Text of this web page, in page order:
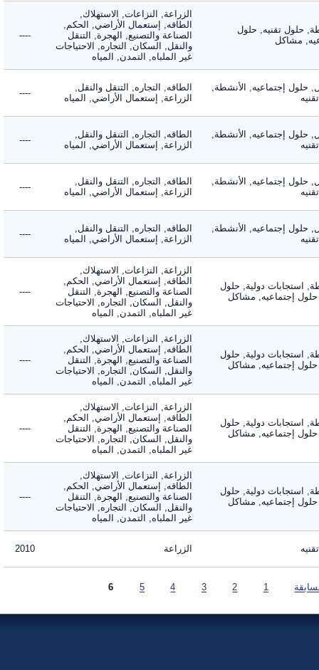
حلول تقنيه, حلول
مشاكل
الزراعة, النزاعات, الاستهلاك,
الطاقه, إستعمال الأراضي, الحكم,
الصناعة والتصنيع, الهجرة, التنقل
والنقل, السكان, التجاره, الاحتياجات
غير الملباه, التمدن, المياه
----
إجتماعيه, الأنشطة,
الطاقه, التجاره, التنقل والنقل,
الزراعة, إستعمال الأراضي, المياه
----
إجتماعيه, الأنشطة,
الطاقه, التجاره, التنقل والنقل,
الزراعة, إستعمال الأراضي, المياه
----
إجتماعيه, الأنشطة,
الطاقه, التجاره, التنقل والنقل,
الزراعة, إستعمال الأراضي, المياه
----
إجتماعيه, الأنشطة,
الطاقه, التجاره, التنقل والنقل,
الزراعة, إستعمال الأراضي, المياه
----
استجابات دولية, حلول
إجتماعيه, مشاكل
الزراعة, النزاعات, الاستهلاك,
الطاقه, إستعمال الأراضي, الحكم,
الصناعة والتصنيع, الهجرة, التنقل
والنقل, السكان, التجاره, الاحتياجات
غير الملباه, التمدن, المياه
----
استجابات دولية, حلول
إجتماعيه, مشاكل
الزراعة, النزاعات, الاستهلاك,
الطاقه, إستعمال الأراضي, الحكم,
الصناعة والتصنيع, الهجرة, التنقل
والنقل, السكان, التجاره, الاحتياجات
غير الملباه, التمدن, المياه
----
استجابات دولية, حلول
إجتماعيه, مشاكل
الزراعة, النزاعات, الاستهلاك,
الطاقه, إستعمال الأراضي, الحكم,
الصناعة والتصنيع, الهجرة, التنقل
والنقل, السكان, التجاره, الاحتياجات
غير الملباه, التمدن, المياه
----
استجابات دولية, حلول
إجتماعيه, مشاكل
الزراعة, النزاعات, الاستهلاك,
الطاقه, إستعمال الأراضي, الحكم,
الصناعة والتصنيع, الهجرة, التنقل
والنقل, السكان, التجاره, الاحتياجات
غير الملباه, التمدن, المياه
----
الزراعة 2010